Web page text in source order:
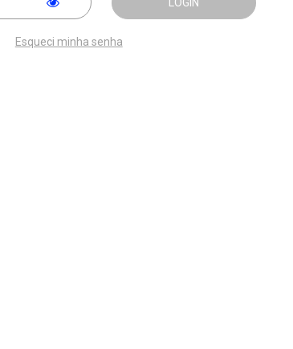
Esqueci minha senha